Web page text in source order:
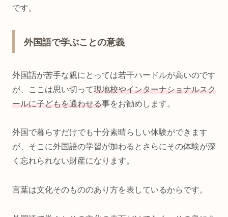
です。
外国語で学ぶことの意義
外国語が苦手な親にとっては若干ハードルが高いのです
が、ここは思い切って現地校やインターナショナルスク
ールに子どもを通わせる事をお勧めします。
外国で暮らすだけでも十分素晴らしい体験ができます
が、そこに外国語の学習が加わるとさらにその体験が深
く忘れられない財産になります。
言葉は文化そのもののあり方を表しているからです。